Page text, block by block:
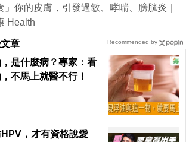
」你的皮膚，引發過敏、哮喘、膀胱炎｜
Health
章
是什麼病？專家：看
不馬上就醫不行！
，才有資格說愛
Recommended by